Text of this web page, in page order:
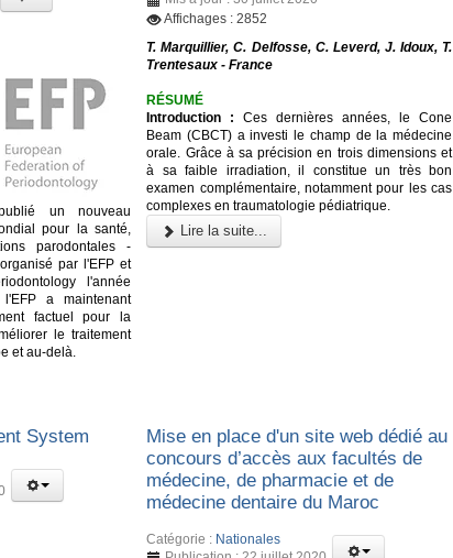
un nouveau
pour la santé,
parodontales -
par l'EFP et
l'année
a maintenant
factuel pour la
le traitement
et au-delà.
Affichages : 2852
T. Marquillier, C. Delfosse, C. Leverd, J. Idoux, T.
Trentesaux - France
RÉSUMÉ
Introduction : Ces dernières années, le Cone
Beam (CBCT) a investi le champ de la médecine
orale. Grâce à sa précision en trois dimensions et
à sa faible irradiation, il constitue un très bon
examen complémentaire, notamment pour les cas
complexes en traumatologie pédiatrique.
Lire la suite...
System
Mise en place d'un site web dédié au
concours d’accès aux facultés de
médecine, de pharmacie et de
médecine dentaire du Maroc
Catégorie : Nationales